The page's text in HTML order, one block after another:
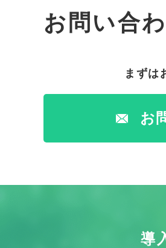
お問い合
まずは
お
導